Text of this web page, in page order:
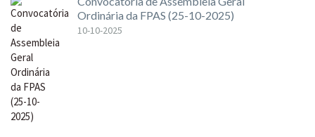
Ordinária da FPAS (25-10-2025)
10-10-2025